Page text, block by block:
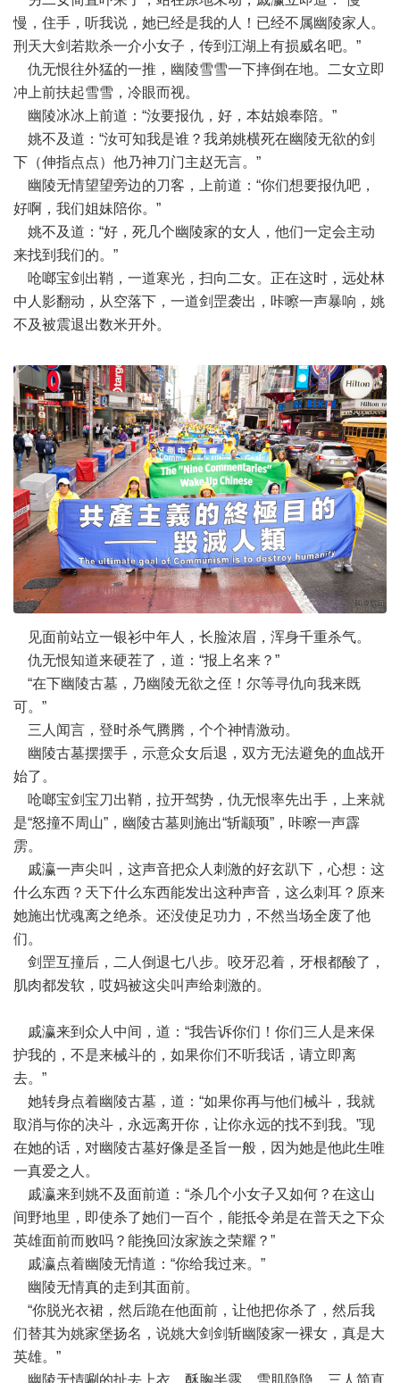
慢，住手，听我说，她已经是我的人！已经不属幽陵家人。
刑天大剑若欺杀一介小女子，传到江湖上有损威名吧。”
仇无恨往外猛的一推，幽陵雪雪一下摔倒在地。二女立即
冲上前扶起雪雪，冷眼而视。
幽陵冰冰上前道：“汝要报仇，好，本姑娘奉陪。”
姚不及道：“汝可知我是谁？我弟姚横死在幽陵无欲的剑
下（伸指点点）他乃神刀门主赵无言。”
幽陵无情望望旁边的刀客，上前道：“你们想要报仇吧，
好啊，我们姐妹陪你。”
姚不及道：“好，死几个幽陵家的女人，他们一定会主动
来找到我们的。”
呛啷宝剑出鞘，一道寒光，扫向二女。正在这时，远处林
中人影翻动，从空落下，一道剑罡袭出，咔嚓一声暴响，姚
不及被震退出数米开外。
见面前站立一银衫中年人，长脸浓眉，浑身千重杀气。
仇无恨知道来硬茬了，道：“报上名来？”
“在下幽陵古墓，乃幽陵无欲之侄！尔等寻仇向我来既
可。”
三人闻言，登时杀气腾腾，个个神情激动。
幽陵古墓摆摆手，示意众女后退，双方无法避免的血战开
始了。
呛啷宝剑宝刀出鞘，拉开驾势，仇无恨率先出手，上来就
是“怒撞不周山”，幽陵古墓则施出“斩颛顼”，咔嚓一声霹
雳。
戚瀛一声尖叫，这声音把众人刺激的好玄趴下，心想：这
什么东西？天下什么东西能发出这种声音，这么刺耳？原来
她施出忧魂离之绝杀。还没使足功力，不然当场全废了他
们。
剑罡互撞后，二人倒退七八步。咬牙忍着，牙根都酸了，
肌肉都发软，哎妈被这尖叫声给刺激的。
戚瀛来到众人中间，道：“我告诉你们！你们三人是来保
护我的，不是来械斗的，如果你们不听我话，请立即离
去。”
她转身点着幽陵古墓，道：“如果你再与他们械斗，我就
取消与你的决斗，永远离开你，让你永远的找不到我。”现
在她的话，对幽陵古墓好像是圣旨一般，因为她是他此生唯
一真爱之人。
戚瀛来到姚不及面前道：“杀几个小女子又如何？在这山
间野地里，即使杀了她们一百个，能抵令弟是在普天之下众
英雄面前而败吗？能挽回汝家族之荣耀？”
戚瀛点着幽陵无情道：“你给我过来。”
幽陵无情真的走到其面前。
“你脱光衣裙，然后跪在他面前，让他把你杀了，然后我
们替其为姚家堡扬名，说姚大剑剑斩幽陵家一裸女，真是大
英雄。”